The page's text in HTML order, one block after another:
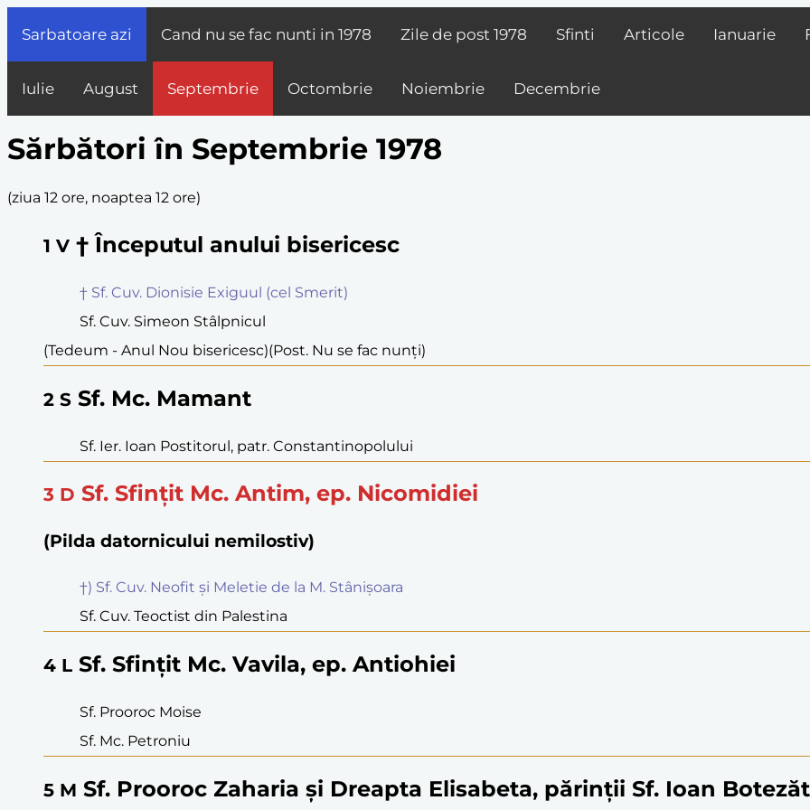
Sarbatoare azi Cand nu se fac nunti in 1978 Zile de post 1978 Sfinti Articole Ianuarie
Iulie August Septembrie Octombrie Noiembrie Decembrie
Sărbători în Septembrie 1978
(ziua 12 ore, noaptea 12 ore)
1 V † Începutul anului bisericesc
† Sf. Cuv. Dionisie Exiguul (cel Smerit)
Sf. Cuv. Simeon Stâlpnicul
(Tedeum - Anul Nou bisericesc)(Post. Nu se fac nunți)
2 S Sf. Mc. Mamant
Sf. Ier. Ioan Postitorul, patr. Constantinopolului
3 D Sf. Sfințit Mc. Antim, ep. Nicomidiei
(Pilda datornicului nemilostiv)
†) Sf. Cuv. Neofit și Meletie de la M. Stânișoara
Sf. Cuv. Teoctist din Palestina
4 L Sf. Sfințit Mc. Vavila, ep. Antiohiei
Sf. Prooroc Moise
Sf. Mc. Petroniu
5 M Sf. Prooroc Zaharia și Dreapta Elisabeta, părinții Sf. Ioan